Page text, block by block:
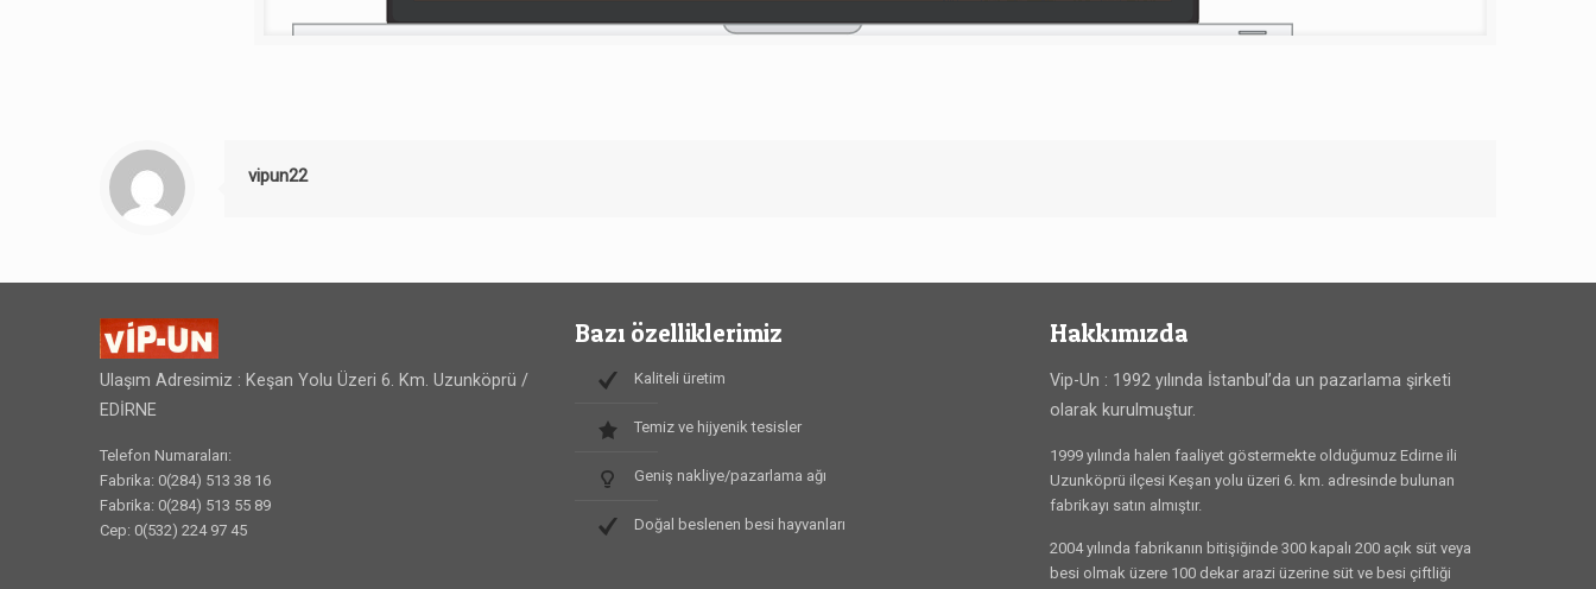
vipun22
Ulaşım Adresimiz : Keşan Yolu Üzeri 6. Km. Uzunköprü /
EDİRNE
Telefon Numaraları:
Fabrika: 0(284) 513 38 16
Fabrika: 0(284) 513 55 89
Cep: 0(532) 224 97 45
Bazı özelliklerimiz
Kaliteli üretim
Temiz ve hijyenik tesisler
Geniş nakliye/pazarlama ağı
Doğal beslenen besi hayvanları
Hakkımızda
Vip-Un : 1992 yılında İstanbul’da un pazarlama şirketi
olarak kurulmuştur.
1999 yılında halen faaliyet göstermekte olduğumuz Edirne ili
Uzunköprü ilçesi Keşan yolu üzeri 6. km. adresinde bulunan
fabrikayı satın almıştır.
2004 yılında fabrikanın bitişiğinde 300 kapalı 200 açık süt veya
besi olmak üzere 100 dekar arazi üzerine süt ve besi çiftliği